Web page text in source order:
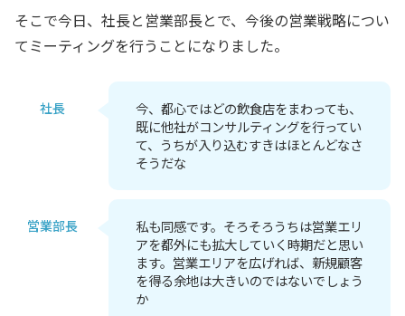
そこで今日、社長と営業部長とで、今後の営業戦略につい
てミーティングを行うことになりました。
社長
今、都心ではどの飲食店をまわっても、
既に他社がコンサルティングを行ってい
て、うちが入り込むすきはほとんどなさ
そうだな
営業部長
私も同感です。そろそろうちは営業エリ
アを都外にも拡大していく時期だと思い
ます。営業エリアを広げれば、新規顧客
を得る余地は大きいのではないでしょう
か